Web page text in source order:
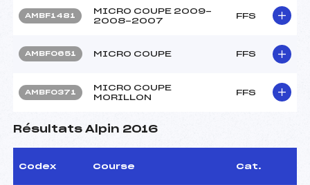
AMBF1481
MICRO COUPE 2009-
2008-2007
FFS
AMBF0651 MICRO COUPE FFS
AMBF0371
MICRO COUPE
MORILLON
FFS
Résultats Alpin 2016
Codex Course Cat.